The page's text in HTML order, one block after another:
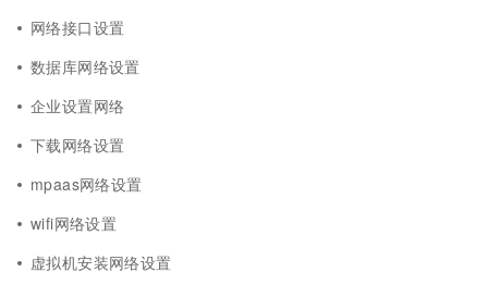
网络接口设置
数据库网络设置
企业设置网络
下载网络设置
mpaas网络设置
wifi网络设置
虚拟机安装网络设置